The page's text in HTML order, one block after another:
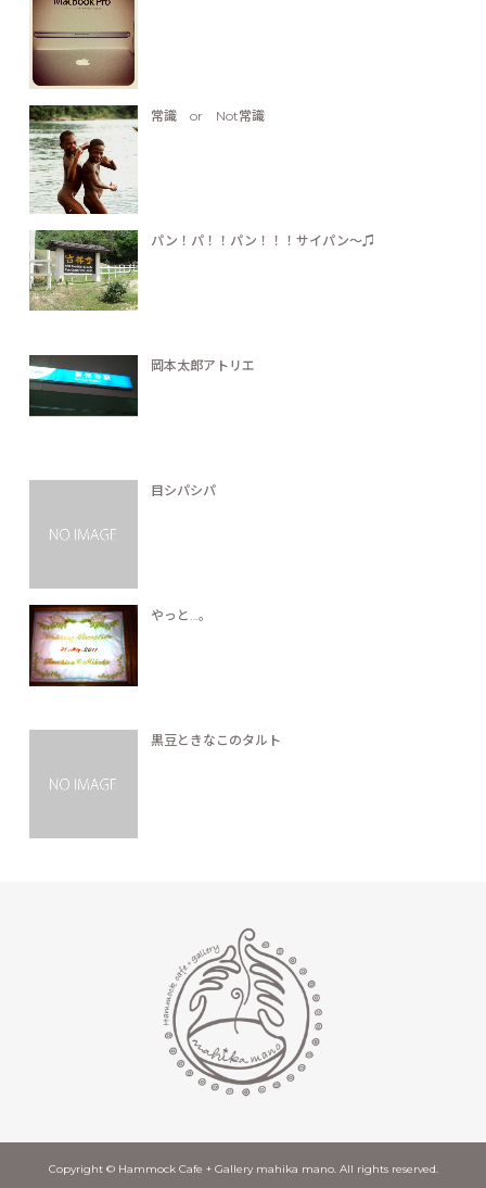
常識 or Not常識
パン！パ！！パン！！！サイパン〜♫
岡本太郎アトリエ
目シパシパ
やっと…。
黒豆ときなこのタルト
Copyright © Hammock Cafe + Gallery mahika mano. All rights reserved.